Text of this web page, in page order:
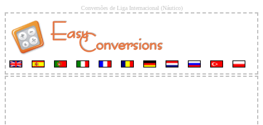
Conversões de Liga Internacional (Náutico)